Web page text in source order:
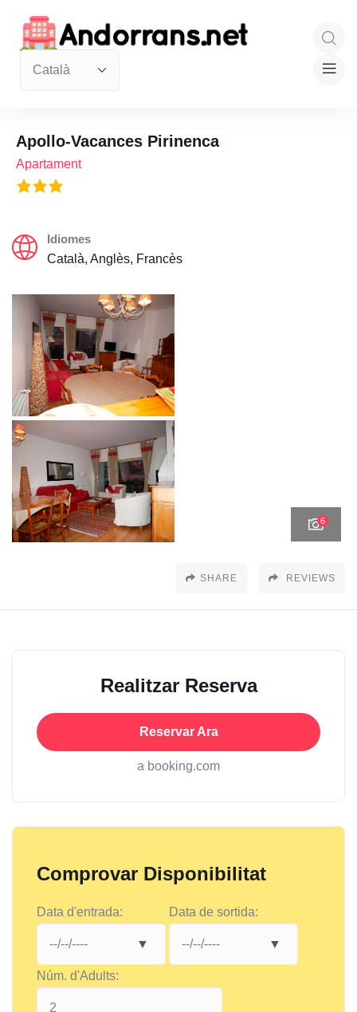
Apollo-Vacances Pirinenca
Apartament
Idiomes
Català, Anglès, Francès
6
SHARE REVIEWS
Realitzar Reserva
Reservar Ara
a booking.com
Comprovar Disponibilitat
Data d'entrada: Data de sortida:
Núm. d'Adults: